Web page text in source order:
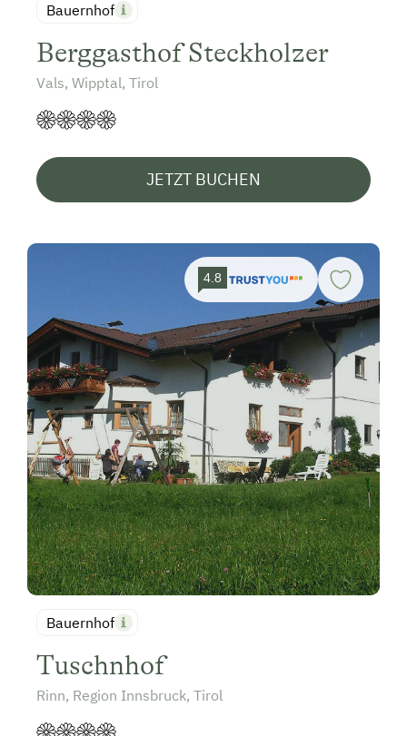
Bauernhof
Berggasthof Steckholzer
Vals, Wipptal, Tirol
JETZT BUCHEN
4.8
Bauernhof
Tuschnhof
Rinn, Region Innsbruck, Tirol